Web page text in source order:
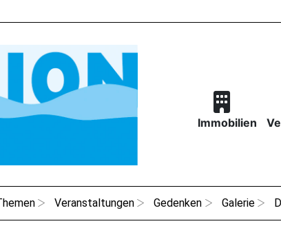
Immobilien
Veranstaltungen Gedenken Galerie